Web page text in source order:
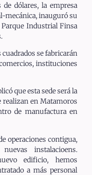
dólares, la empresa
mecánica, inauguró su
Industrial Finsa
se fabricarán
instituciones
que esta sede será la
realizan en Matamoros
de manufactura en
operaciones contigua,
instalacioens.
edificio, hemos
a más personal